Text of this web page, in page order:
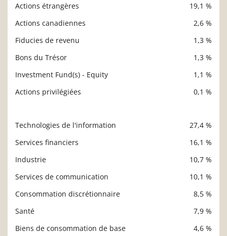
Actions étrangères
19,1 %
Actions canadiennes
2,6 %
Fiducies de revenu
1,3 %
Bons du Trésor
1,3 %
Investment Fund(s) - Equity
1,1 %
Actions privilégiées
0,1 %
Technologies de l'information
27,4 %
Services financiers
16,1 %
Industrie
10,7 %
Services de communication
10,1 %
Consommation discrétionnaire
8,5 %
Santé
7,9 %
Biens de consommation de base
4,6 %